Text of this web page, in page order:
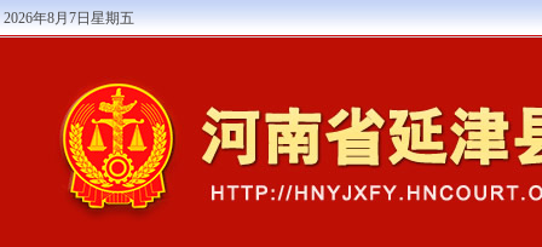
2026年8月7日星期五